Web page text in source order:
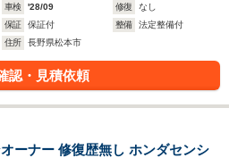
車検
'28/09 修復
なし
保証
保証付 整備
法定整備付
住所
長野県松本市
認・見積依頼
ナー 修復歴無し ホンダセンシ